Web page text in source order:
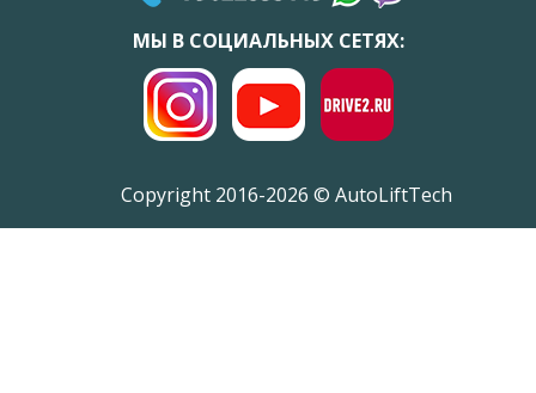
МЫ В СОЦИАЛЬНЫХ СЕТЯХ:
Copyright 2016-2026 © AutoLiftTech